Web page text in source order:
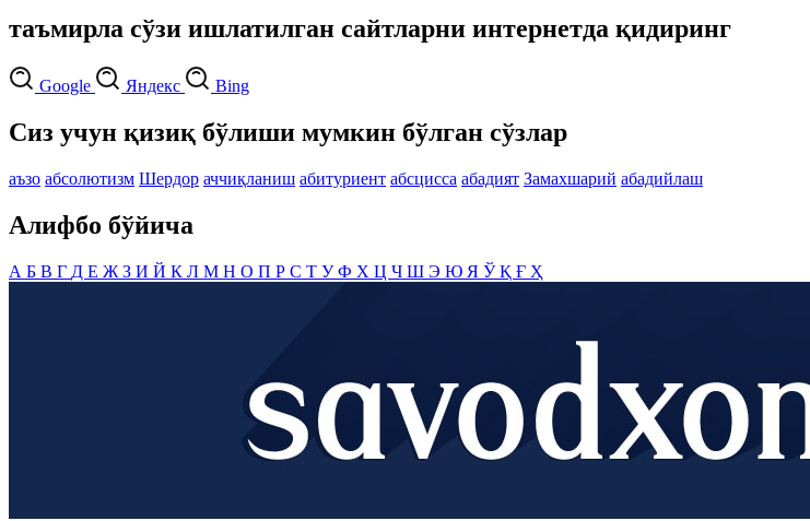
таъмирла сўзи ишлатилган сайтларни интернетда қидиринг
Google Яндекс Bing
Сиз учун қизиқ бўлиши мумкин бўлган сўзлар
аъзо абсолютизм Шердор аччиқланиш абитуриент абсцисса абадият Замахшарий абадийлаш
Алифбо бўйича
А Б В Г Д Е Ж З И Й К Л М Н О П Р С Т УФ Х Ц Ч Ш Э Ю Я ЎҚ Ғ Ҳ